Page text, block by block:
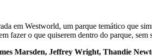
em Westworld, um parque temático que
fazer o que quiserem dentro do parque,
Marsden, Jeffrey Wright, Thandie